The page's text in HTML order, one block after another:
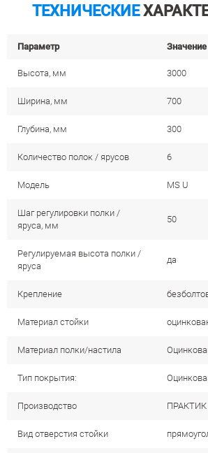
ТЕХНИЧЕСКИЕ
Параметр Значение
Высота, мм 3000
Ширина, мм 700
Глубина, мм 300
Количество полок / ярусов 6
Модель MS U
Шаг регулировки полки /
яруса, мм
50
Регулируемая высота полки /
яруса
да
Крепление
Материал стойки
Материал полки/настила
Тип покрытия:
Производство ПРАКТИК
Вид отверстия стойки